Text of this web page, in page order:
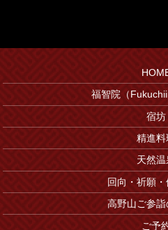
福智院（
宿坊
精進料
天然温
回向・祈願
高野山ご参詣
ご予